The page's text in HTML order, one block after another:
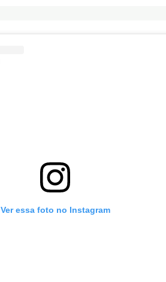
Ver essa foto no Instagram